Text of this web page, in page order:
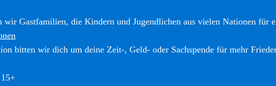
wir Gastfamilien, die Kindern und Jugendlichen aus vielen Nationen für
bitten wir dich um deine Zeit-, Geld- oder Sachspende für mehr